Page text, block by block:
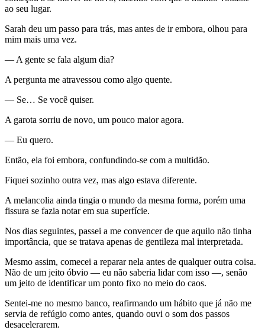
ao seu lugar.
Sarah deu um passo para trás, mas antes de ir embora, olhou para
mim mais uma vez.
— A gente se fala algum dia?
A pergunta me atravessou como algo quente.
— Se… Se você quiser.
A garota sorriu de novo, um pouco maior agora.
— Eu quero.
Então, ela foi embora, confundindo-se com a multidão.
Fiquei sozinho outra vez, mas algo estava diferente.
A melancolia ainda tingia o mundo da mesma forma, porém uma
fissura se fazia notar em sua superfície.
Nos dias seguintes, passei a me convencer de que aquilo não tinha
importância, que se tratava apenas de gentileza mal interpretada.
Mesmo assim, comecei a reparar nela antes de qualquer outra coisa.
Não de um jeito óbvio — eu não saberia lidar com isso —, senão
um jeito de identificar um ponto fixo no meio do caos.
Sentei-me no mesmo banco, reafirmando um hábito que já não me
servia de refúgio como antes, quando ouvi o som dos passos
desacelerarem.